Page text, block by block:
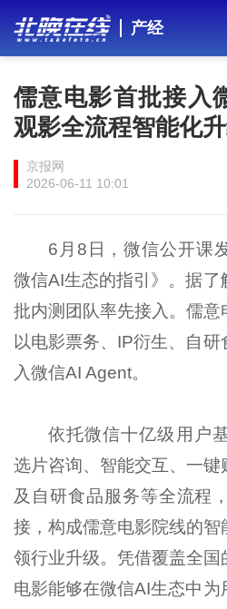
产经
儒意电影首批接入
观影全流程智能化
京报网
2026-06-11 10:01
6月8日，微信公开课
微信AI生态的指引》。据
批内测团队率先接入。儒意
以电影票务、IP衍生、自
入微信AI Agent。
依托微信十亿级用户
选片咨询、智能交互、一键
及自研食品服务等全流程
接，构成儒意电影院线的智
领行业升级。凭借覆盖全
电影能够在微信AI生态中为